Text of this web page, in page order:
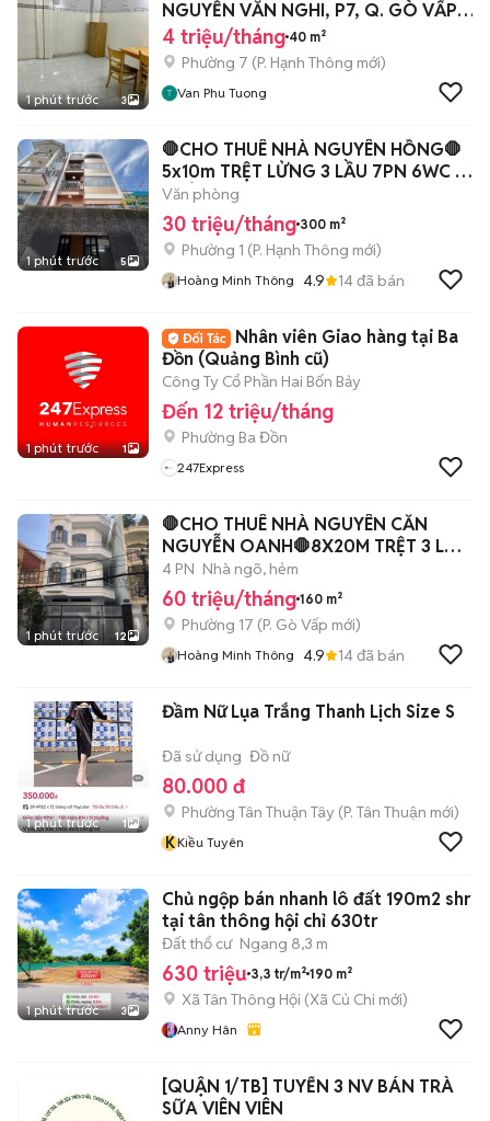
1 phút trước 3
NGUYỄN VĂN NGHI, P7, Q. GÒ VẤP,
TP. HCM
4 triệu/tháng 40 m²
Phường 7 (P. Hạnh Thông mới)
Van Phu Tuong
1 phút trước 5
🛑CHO THUÊ NHÀ NGUYÊN HỒNG🛑
5x10m TRỆT LỬNG 3 LẦU 7PN 6WC -
NHÀ MỚI
Văn phòng
30 triệu/tháng 300 m²
Phường 1 (P. Hạnh Thông mới)
Hoàng Minh Thông 4.9 14đã bán
1 phút trước 1
Nhân viên Giao hàng tại Ba
Đồn (Quảng Bình cũ)
Công Ty Cổ Phần Hai Bốn Bảy
Đến 12 triệu/tháng
Phường Ba Đồn
247Express
1 phút trước 12
🛑CHO THUÊ NHÀ NGUYÊN CĂN
NGUYỄN OANH🛑8X20M TRỆT 3 LẦU
ST - 10PN 12WC
4 PN Nhà ngõ, hẻm
60 triệu/tháng 160 m²
Phường 17 (P. Gò Vấp mới)
Hoàng Minh Thông 4.9 14đã bán
1 phút trước 1
Đầm Nữ Lụa Trắng Thanh Lịch Size S
Đã sử dụng Đồ nữ
80.000 đ
Phường Tân Thuận Tây (P. Tân Thuận mới)
KKiều Tuyên
1 phút trước 3
Chủ ngộp bán nhanh lô đất 190m2 shr
tại tân thông hội chỉ 630tr
Đất thổ cư Ngang 8,3 m
630 triệu 3,3 tr/m² 190 m²
Xã Tân Thông Hội (Xã Củ Chi mới)
Anny Hân
[QUẬN 1/TB] TUYỂN 3 NV BÁN TRÀ
SỮA VIÊN VIÊN